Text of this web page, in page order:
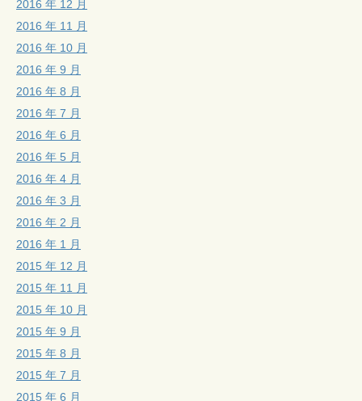
2016 年 12 月
2016 年 11 月
2016 年 10 月
2016 年 9 月
2016 年 8 月
2016 年 7 月
2016 年 6 月
2016 年 5 月
2016 年 4 月
2016 年 3 月
2016 年 2 月
2016 年 1 月
2015 年 12 月
2015 年 11 月
2015 年 10 月
2015 年 9 月
2015 年 8 月
2015 年 7 月
2015 年 6 月